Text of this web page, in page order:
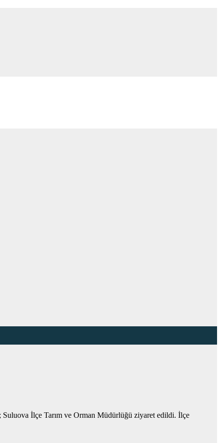
İlçe Tarım ve Orman Müdürlüğü ziyaret edildi. İlçe